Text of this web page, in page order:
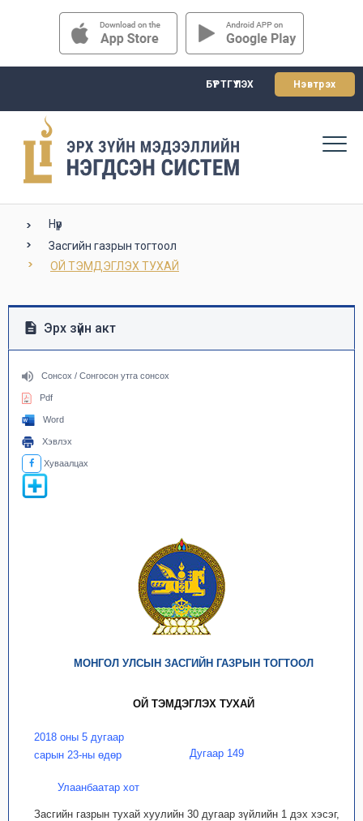
БҮРТГҮҮЛЭХ Нэвтрэх
Нүүр
Засгийн газрын тогтоол
ОЙ ТЭМДЭГЛЭХ ТУХАЙ
Эрх зүйн акт
Сонсох / Сонгосон утга сонсох
Pdf
Word
Хэвлэх
Хуваалцах
МОНГОЛ УЛСЫН ЗАСГИЙН ГАЗРЫН ТОГТООЛ
ОЙ ТЭМДЭГЛЭХ ТУХАЙ
2018 оны 5 дугаар
сарын 23-ны өдөр
Дугаар 149
Улаанбаатар хот
Засгийн газрын тухай хуулийн 30 дугаар зүйлийн 1 дэх хэсэг,